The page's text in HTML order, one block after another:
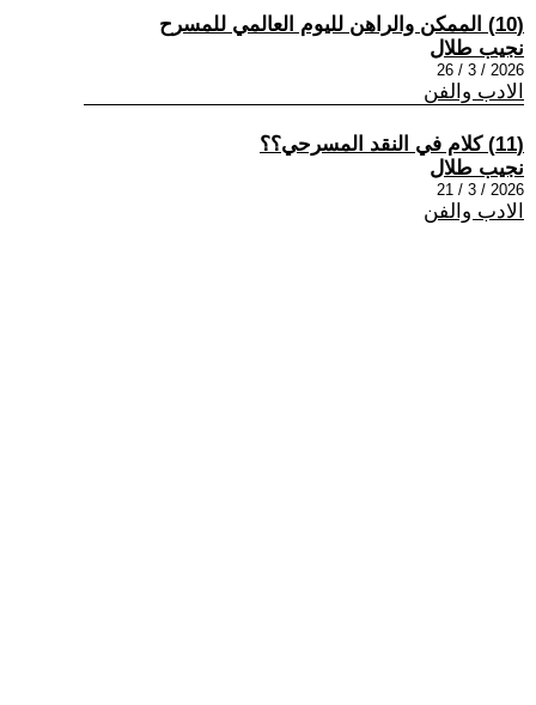
(10) الممكن والراهن لليوم العالمي للمسرح
نجيب طلال
2026 / 3 / 26
الادب والفن
(11) كلام في النقد المسرحي؟؟
نجيب طلال
2026 / 3 / 21
الادب والفن